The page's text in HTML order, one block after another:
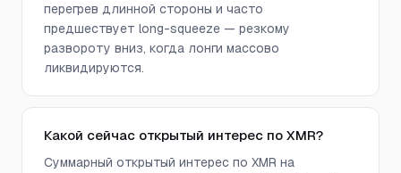
перегрев длинной стороны и часто
предшествует long-squeeze — резкому
развороту вниз, когда лонги массово
ликвидируются.
Какой сейчас открытый интерес по XMR?
Суммарный открытый интерес по XMR на